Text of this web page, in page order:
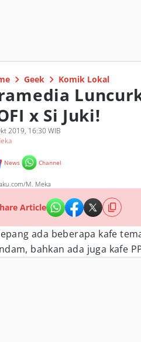
Geek Komik Lokal
x Si Juki!
2019, 16:30 WIB
News Channel
M. Meka
Article
ada beberapa kafe
bahkan ada juga kafe